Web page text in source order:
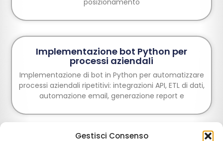
Gestisci Consenso
posizionamento
Implementazione bot Python per
processi aziendali
Implementazione di bot in Python per automatizzare
processi aziendali ripetitivi: integrazioni API, ETL di dati,
automazione email, generazione report e